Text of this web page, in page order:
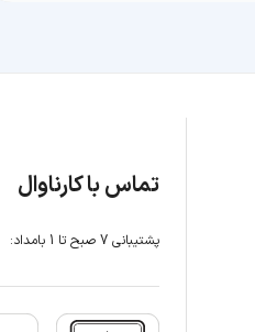
تماس با کارناوال
پشتیبانی 7 صبح تا 1 بامداد: